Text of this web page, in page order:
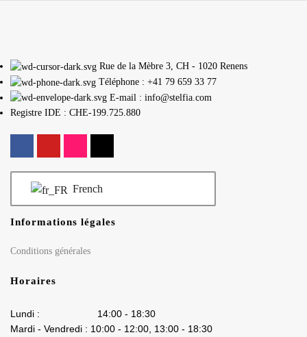
Rue de la Mèbre 3, CH - 1020 Renens
Téléphone : +41 79 659 33 77
E-mail : info@stelfia.com
Registre IDE : CHE-199.725.880
French
Informations légales
Conditions générales
Horaires
Lundi : 14:00 - 18:30
Mardi - Vendredi : 10:00 - 12:00, 13:00 - 18:30